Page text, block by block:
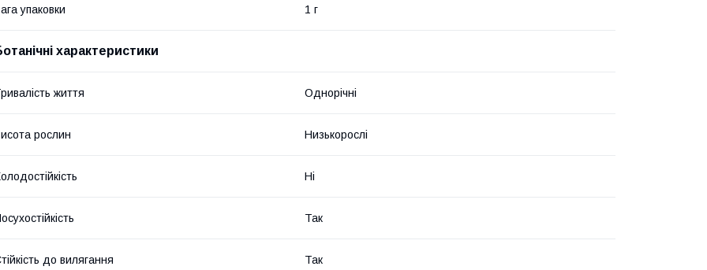
упаковки 1 г
характеристики
життя Однорічні
рослин Низькорослі
Ні
Так
до вилягання Так